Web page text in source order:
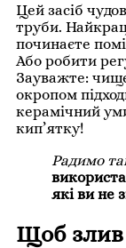
Цей засіб
труби.
починаєте
Або робити
Зауважте:
окропом
керамічний
кип’ятку!
Радимо
які ви не
Щоб злив